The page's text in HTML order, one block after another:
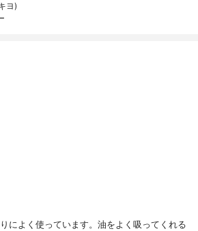
ヨ)
によく使っています。油をよく吸ってくれる